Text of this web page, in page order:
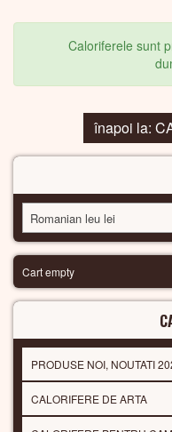
Caloriferele sunt
înapoi la:
Romanian leu lei
Cart empty
PRODUSE NOI, NOUTATI
CALORIFERE DE ARTA